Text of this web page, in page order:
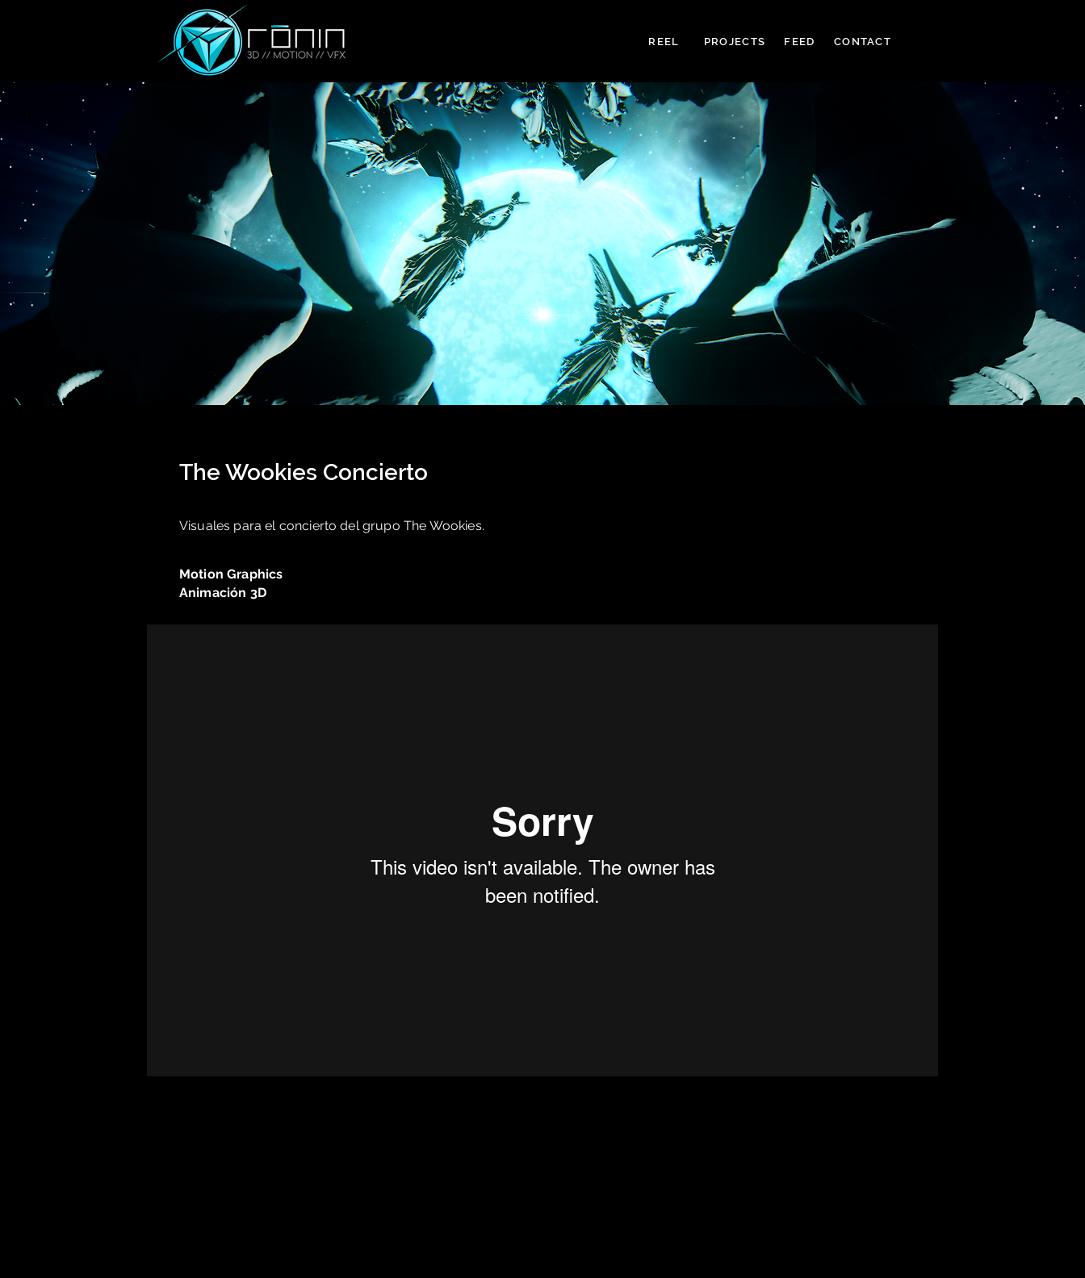
REEL PROJECTS FEED CONTACT
The Wookies Concierto
Visuales para el concierto del grupo The Wookies.
Motion Graphics
Animación 3D